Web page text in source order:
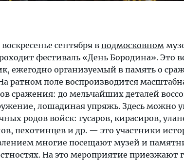
сентября в подмосковном
фестиваль «Дeнь Бopoдинa». Это
ежегодно организуемый в память о
ратном поле воспроизводится
сражения: до мельчайших деталей
лошадиная упряжь. Здесь можно
родов войск: гусаров, кирасиров,
пехотинцев и др. — это участники
многие посещают музей и
На это мероприятие приезжают